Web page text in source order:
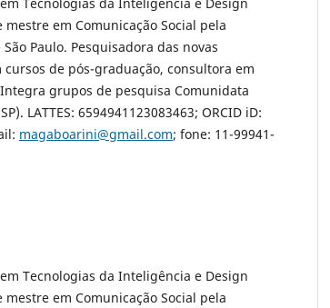
Tecnologias da Inteligência e Design
mestre em Comunicação Social pela
Paulo. Pesquisadora das novas
de pós-graduação, consultora em
grupos de pesquisa Comunidata
LATTES: 6594941123083463; ORCID iD:
magaboarini@gmail.com; fone: 11-99941-
Tecnologias da Inteligência e Design
mestre em Comunicação Social pela